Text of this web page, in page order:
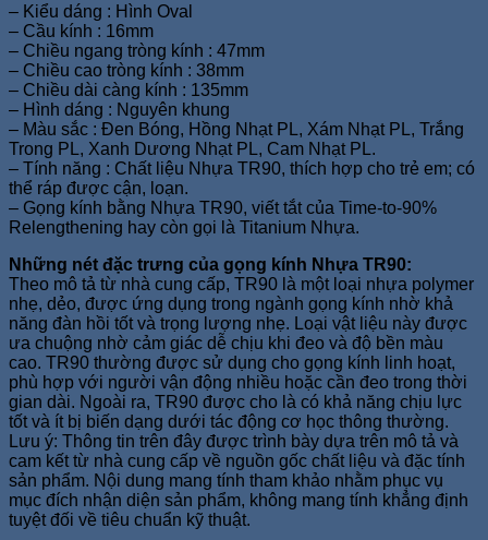
– Kiểu dáng : Hình Oval
– Cầu kính : 16mm
– Chiều ngang tròng kính : 47mm
– Chiều cao tròng kính : 38mm
– Chiều dài càng kính : 135mm
– Hình dáng : Nguyên khung
– Màu sắc : Đen Bóng, Hồng Nhạt PL, Xám Nhạt PL, Trắng
Trong PL, Xanh Dương Nhạt PL, Cam Nhạt PL.
– Tính năng : Chất liệu Nhựa TR90, thích hợp cho trẻ em; có
thể ráp được cận, loạn.
– Gọng kính bằng Nhựa TR90, viết tắt của Time-to-90%
Relengthening hay còn gọi là Titanium Nhựa.
Những nét đặc trưng của gọng kính Nhựa TR90:
Theo mô tả từ nhà cung cấp, TR90 là một loại nhựa polymer
nhẹ, dẻo, được ứng dụng trong ngành gọng kính nhờ khả
năng đàn hồi tốt và trọng lượng nhẹ. Loại vật liệu này được
ưa chuộng nhờ cảm giác dễ chịu khi đeo và độ bền màu
cao. TR90 thường được sử dụng cho gọng kính linh hoạt,
phù hợp với người vận động nhiều hoặc cần đeo trong thời
gian dài. Ngoài ra, TR90 được cho là có khả năng chịu lực
tốt và ít bị biến dạng dưới tác động cơ học thông thường.
Lưu ý: Thông tin trên đây được trình bày dựa trên mô tả và
cam kết từ nhà cung cấp về nguồn gốc chất liệu và đặc tính
sản phẩm. Nội dung mang tính tham khảo nhằm phục vụ
mục đích nhận diện sản phẩm, không mang tính khẳng định
tuyệt đối về tiêu chuẩn kỹ thuật.